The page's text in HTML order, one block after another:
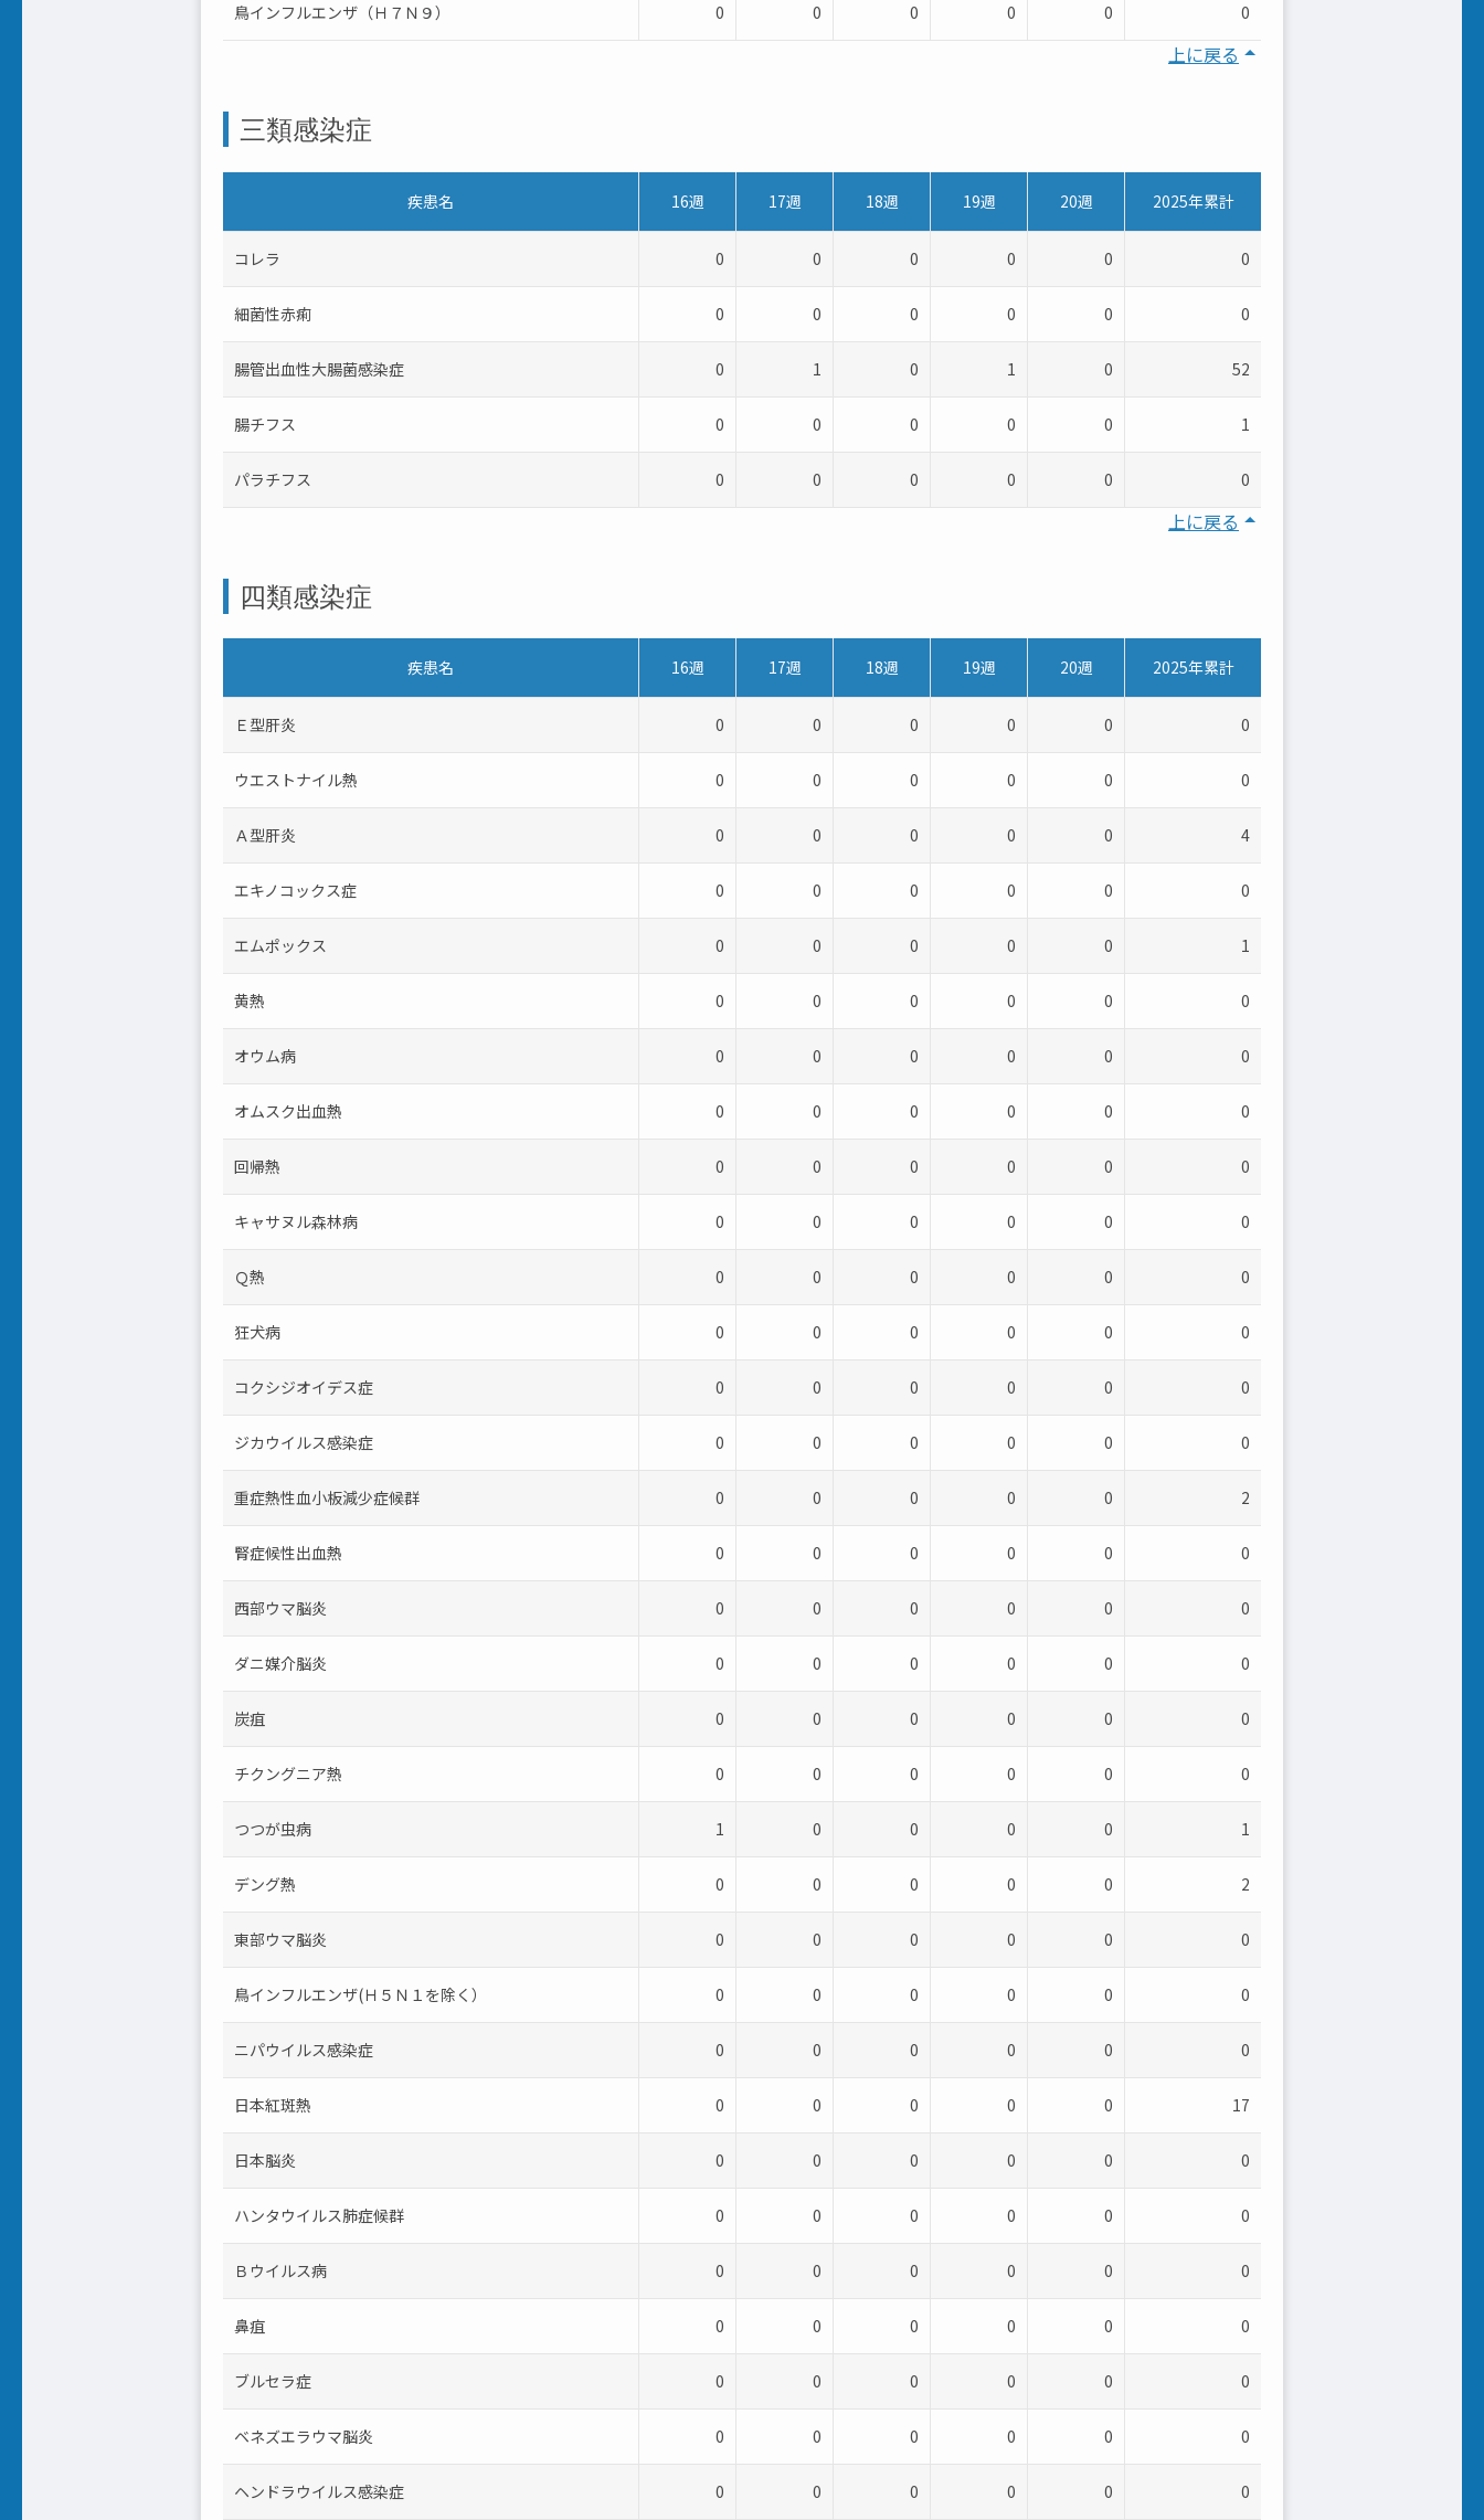
鳥インフルエンザ（Ｈ７Ｎ９） 0 0 0 0 0 0
上に戻る
三類感染症
疾患名 16週 17週 18週 19週 20週 2025年累計
コレラ 0 0 0 0 0 0
細菌性赤痢 0 0 0 0 0 0
腸管出血性大腸菌感染症 0 1 0 1 0 52
腸チフス 0 0 0 0 0 1
パラチフス 0 0 0 0 0 0
上に戻る
四類感染症
疾患名 16週 17週 18週 19週 20週 2025年累計
Ｅ型肝炎 0 0 0 0 0 0
ウエストナイル熱 0 0 0 0 0 0
Ａ型肝炎 0 0 0 0 0 4
エキノコックス症 0 0 0 0 0 0
エムポックス 0 0 0 0 0 1
黄熱 0 0 0 0 0 0
オウム病 0 0 0 0 0 0
オムスク出血熱 0 0 0 0 0 0
回帰熱 0 0 0 0 0 0
キャサヌル森林病 0 0 0 0 0 0
Ｑ熱 0 0 0 0 0 0
狂犬病 0 0 0 0 0 0
コクシジオイデス症 0 0 0 0 0 0
ジカウイルス感染症 0 0 0 0 0 0
重症熱性血小板減少症候群 0 0 0 0 0 2
腎症候性出血熱 0 0 0 0 0 0
西部ウマ脳炎 0 0 0 0 0 0
ダニ媒介脳炎 0 0 0 0 0 0
炭疽 0 0 0 0 0 0
チクングニア熱 0 0 0 0 0 0
つつが虫病 1 0 0 0 0 1
デング熱 0 0 0 0 0 2
東部ウマ脳炎 0 0 0 0 0 0
鳥インフルエンザ(Ｈ５Ｎ１を除く） 0 0 0 0 0 0
ニパウイルス感染症 0 0 0 0 0 0
日本紅斑熱 0 0 0 0 0 17
日本脳炎 0 0 0 0 0 0
ハンタウイルス肺症候群 0 0 0 0 0 0
Ｂウイルス病 0 0 0 0 0 0
鼻疽 0 0 0 0 0 0
ブルセラ症 0 0 0 0 0 0
ベネズエラウマ脳炎 0 0 0 0 0 0
ヘンドラウイルス感染症 0 0 0 0 0 0